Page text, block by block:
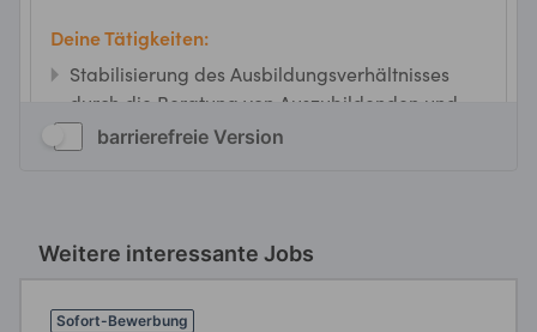
barrierefreie Version
Weitere interessante Jobs
Sofort-Bewerbung